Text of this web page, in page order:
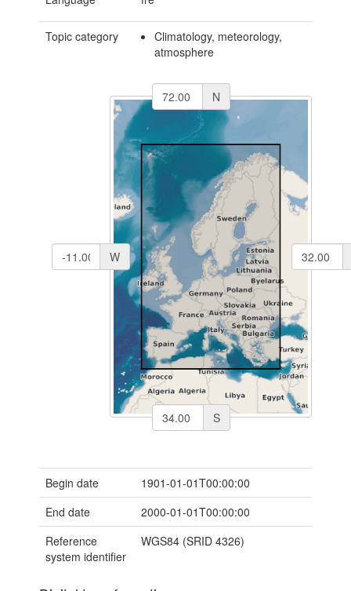
Topic category
Climatology, meteorology,
atmosphere
N
S
W
Begin date
1901-01-01T00:00:00
End date
2000-01-01T00:00:00
Reference
system identifier
WGS84 (SRID 4326)